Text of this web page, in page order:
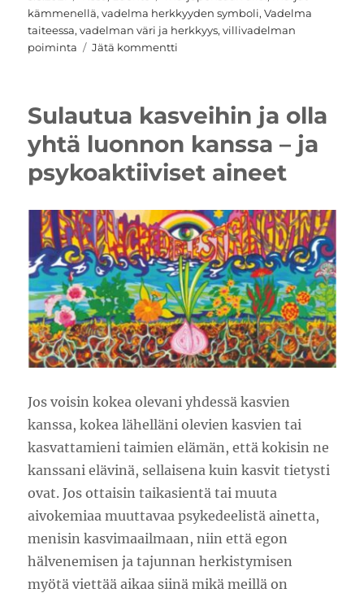
kämmenellä,vadelma herkkyyden symboli,Vadelma
taiteessa,vadelman väri ja herkkyys,villivadelman
poiminta
Jätä kommentti
Sulautua kasveihin ja olla
yhtä luonnon kanssa – ja
psykoaktiiviset aineet
Jos voisin kokea olevani yhdessä kasvien
kanssa, kokea lähelläni olevien kasvien tai
kasvattamieni taimien elämän, että kokisin ne
kanssani elävinä, sellaisena kuin kasvit tietysti
ovat. Jos ottaisin taikasientä tai muuta
aivokemiaa muuttavaa psykedeelistä ainetta,
menisin kasvimaailmaan, niin että egon
hälvenemisen ja tajunnan herkistymisen
myötä viettää aikaa siinä mikä meillä on